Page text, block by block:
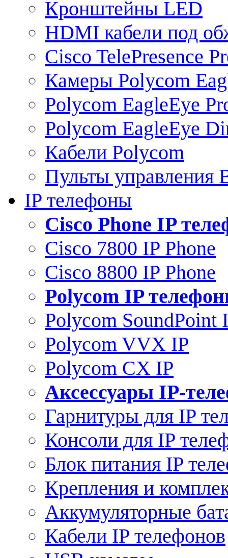
Кронштейны LED
HDMI кабели под
Cisco TelePresence
Камеры Polycom
Polycom EagleEye
Polycom EagleEye
Кабели Polycom
Пульты управления
IP телефоны
Сisco Phone IP
Cisco 7800 IP Phone
Cisco 8800 IP Phone
Polycom IP
Polycom SoundPoint
Polycom VVX IP
Polycom CX IP
Аксессуары IP-
Гарнитуры для IP
Консоли для IP
Блок питания IP
Крепления и
Аккумуляторные
Кабели IP телефонов